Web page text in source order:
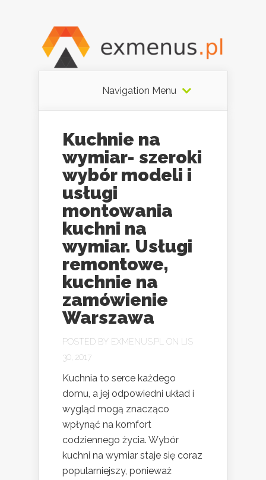
Navigation Menu
Kuchnie na
wymiar- szeroki
wybór modeli i
usługi
montowania
kuchni na
wymiar. Usługi
remontowe,
kuchnie na
zamówienie
Warszawa
POSTED BY EXMENUS.PL
ON LIS
30, 2017
Kuchnia to serce każdego
domu, a jej odpowiedni układ i
wygląd mogą znacząco
wpłynąć na komfort
codziennego życia. Wybór
kuchni na wymiar staje się coraz
popularniejszy, ponieważ